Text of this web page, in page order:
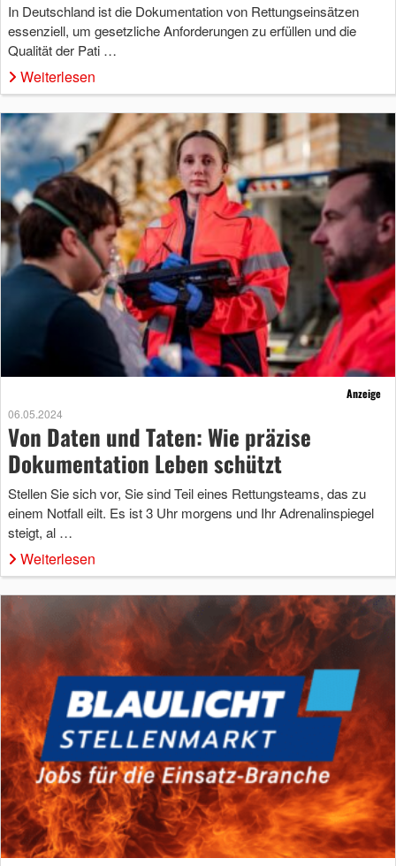
In Deutschland ist die Dokumentation von Rettungseinsätzen
essenziell, um gesetzliche Anforderungen zu erfüllen und die
Qualität der Pati …
Weiterlesen
Anzeige
06.05.2024
Von Daten und Taten: Wie präzise
Dokumentation Leben schützt
Stellen Sie sich vor, Sie sind Teil eines Rettungsteams, das zu
einem Notfall eilt. Es ist 3 Uhr morgens und Ihr Adrenalinspiegel
steigt, al …
Weiterlesen